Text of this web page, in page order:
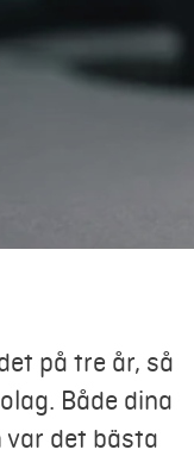
på tre år, så
Både dina
det bästa